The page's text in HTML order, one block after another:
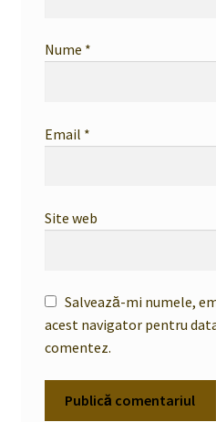
Nume *
Email *
Site web
Salvează-mi numele,
acest navigator pentru
comentez.